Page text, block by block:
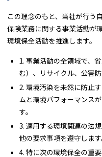
この理念のもと、当社が行う
保険業務に関する事業活動が
環境保全活動を推進します。
1. 事業活動の全領域で、
む）、リサイクル、公害
2. 環境汚染を未然に防止
ムと環境パフォーマンス
す。
3. 適用する環境関連の法
他の要求事項を遵守します
4. 特に次の環境保全の重